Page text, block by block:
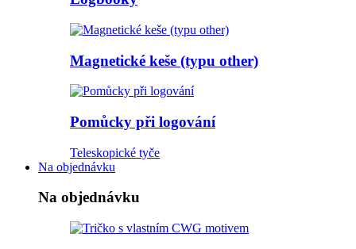
Magnetické keše (typu other)
Pomůcky při logování
Teleskopické tyče
Na objednávku
Na objednávku